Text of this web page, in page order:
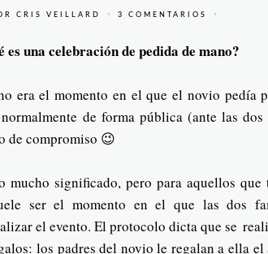
CRIS VEILLARD 3 COMENTARIOS
es una celebración de pedida de mano?
era el momento en el que el novio pedía
de forma pública (ante las
de compromiso 😉
mucho significado, pero para aquellos
ser el momento en el que las dos
el evento. El protocolo dicta que se
los padres del novio le regalan a ella